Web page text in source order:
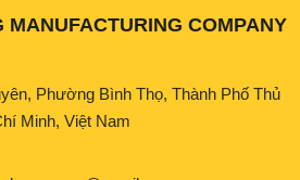
MANUFACTURING COMPANY
Phường Bình Thọ, Thành Phố Thủ
Minh, Việt Nam